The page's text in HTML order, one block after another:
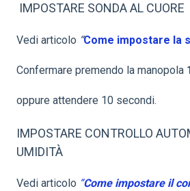
IMPOSTARE SONDA AL CUORE
Vedi articolo “Come impostare la
Confermare premendo la manopola
oppure attendere 10 secondi.
IMPOSTARE CONTROLLO
UMIDITÀ
Vedi articolo “Come impostare il